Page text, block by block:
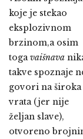
koje je stekao
eksplozivnom
brzinom,a osim
togavaišnava
takve spoznaje
govori na široka
vrata (jer nije
željan slave),
otvoreno